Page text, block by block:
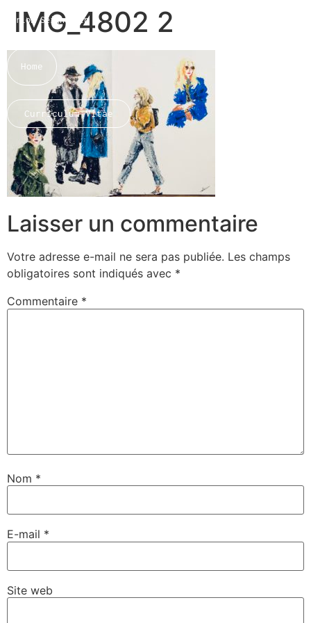
Marion Seigneurin​
Home
Curriculum Vitae
About me
IMG_4802 2
Laisser un commentaire
Votre adresse e-mail ne sera pas publiée. Les champs
obligatoires sont indiqués avec *
Commentaire *
Nom *
E-mail *
Site web